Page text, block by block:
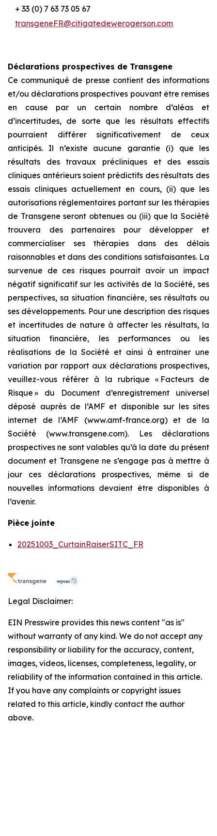
+ 33 (0) 7 63 73 05 67
transgeneFR@citigatedewerogerson.com
Déclarations prospectives de Transgene
Ce communiqué de presse contient des informations
et/ou déclarations prospectives pouvant être remises
en cause par un certain nombre d’aléas et
d’incertitudes, de sorte que les résultats effectifs
pourraient différer significativement de ceux
anticipés. Il n’existe aucune garantie (i) que les
résultats des travaux précliniques et des essais
cliniques antérieurs soient prédictifs des résultats des
essais cliniques actuellement en cours, (ii) que les
autorisations réglementaires portant sur les thérapies
de Transgene seront obtenues ou (iii) que la Société
trouvera des partenaires pour développer et
commercialiser ses thérapies dans des délais
raisonnables et dans des conditions satisfaisantes. La
survenue de ces risques pourrait avoir un impact
négatif significatif sur les activités de la Société, ses
perspectives, sa situation financière, ses résultats ou
ses développements. Pour une description des risques
et incertitudes de nature à affecter les résultats, la
situation financière, les performances ou les
réalisations de la Société et ainsi à entraîner une
variation par rapport aux déclarations prospectives,
veuillez-vous référer à la rubrique « Facteurs de
Risque » du Document d’enregistrement universel
déposé auprès de l’AMF et disponible sur les sites
internet de l’AMF (www.amf-france.org) et de la
Société (www.transgene.com). Les déclarations
prospectives ne sont valables qu’à la date du présent
document et Transgene ne s’engage pas à mettre à
jour ces déclarations prospectives, même si de
nouvelles informations devaient être disponibles à
l’avenir.
Pièce jointe
20251003_CurtainRaiserSITC_FR
Legal Disclaimer:
EIN Presswire provides this news content "as is"
without warranty of any kind. We do not accept any
responsibility or liability for the accuracy, content,
images, videos, licenses, completeness, legality, or
reliability of the information contained in this article.
If you have any complaints or copyright issues
related to this article, kindly contact the author
above.